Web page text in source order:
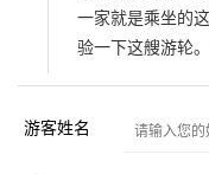
一家就是乘坐的
验一下这艘游轮。
游客姓名